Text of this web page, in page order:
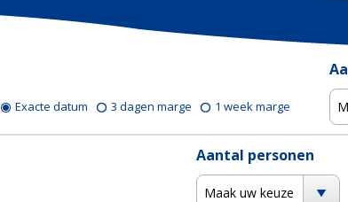
Exacte datum 3 dagen marge 1 week marge
Aantal personen
Maak uw keuze